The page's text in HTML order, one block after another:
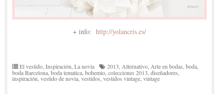
+ info: http://yolancris.es/
El vestido Inspiración La novia 2013 Alternativo Arte en bodas boda
boda Barcelona boda tematica bohemio colecciones 2013 diseñadores
inspiración vestido de novia vestidos vestidos vintage vintage